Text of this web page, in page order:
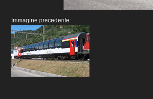
Immagine precedente: